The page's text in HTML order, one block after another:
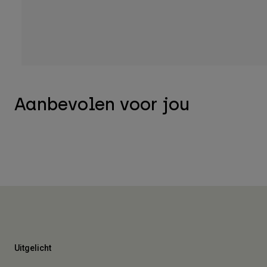
Aanbevolen voor jou
Uitgelicht